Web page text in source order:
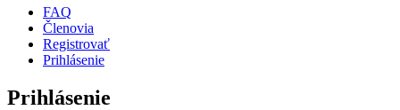
FAQ
Členovia
Registrovať
Prihlásenie
Prihlásenie